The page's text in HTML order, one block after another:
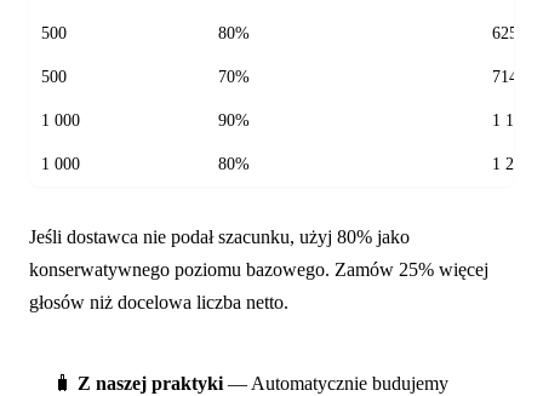
500 80% 625
500 70% 714
1 000 90% 1 111
1 000 80% 1 250
Jeśli dostawca nie podał szacunku, użyj 80% jako
konserwatywnego poziomu bazowego. Zamów 25% więcej
głosów niż docelowa liczba netto.
🧳 Z naszej praktyki — Automatycznie budujemy